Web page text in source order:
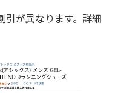
が異なります。詳細